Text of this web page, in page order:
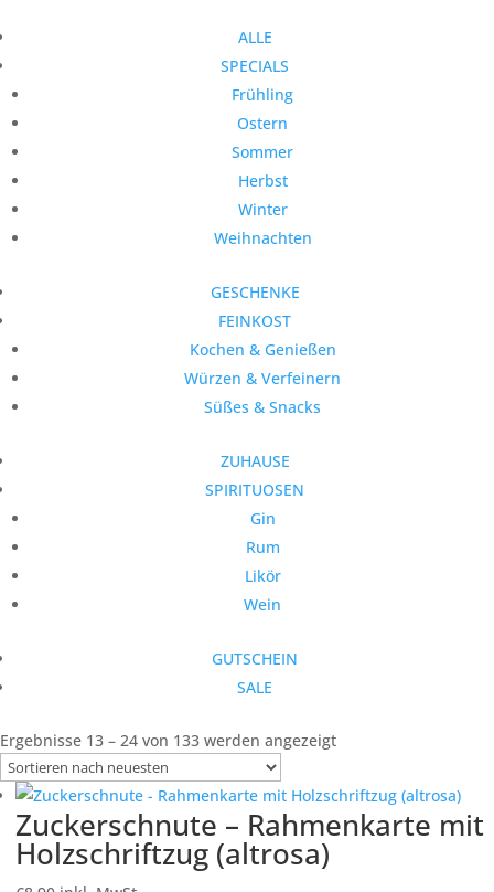
ALLE
SPECIALS
Frühling
Ostern
Sommer
Herbst
Winter
Weihnachten
GESCHENKE
FEINKOST
Kochen & Genießen
Würzen & Verfeinern
Süßes & Snacks
ZUHAUSE
SPIRITUOSEN
Gin
Rum
Likör
Wein
GUTSCHEIN
SALE
Ergebnisse 13 – 24 von 133 werden angezeigtNach
sortiert
Zuckerschnute – Rahmenkarte mit
Holzschriftzug (altrosa)